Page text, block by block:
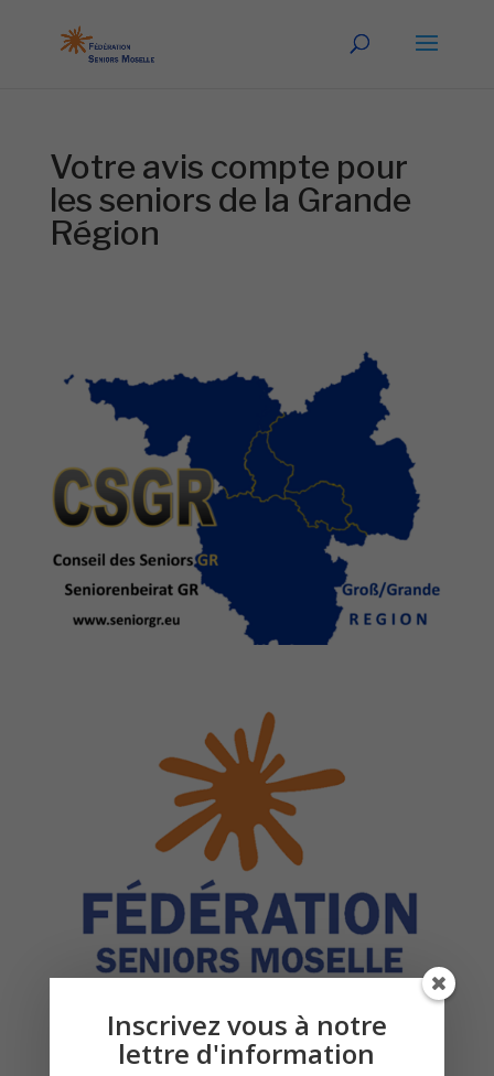
Votre avis compte pour
les seniors de la Grande
Région
Inscrivez vous à notre
lettre d'information